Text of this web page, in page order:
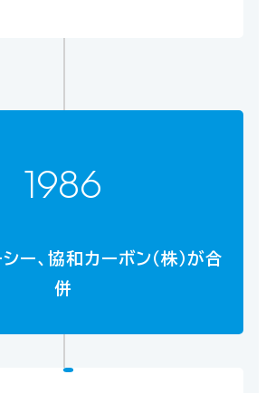
1986
シー、協和カーボン（株）が合
併
工場を牛窓から西大寺へ移転
には、工場を最新鋭化するための面積が